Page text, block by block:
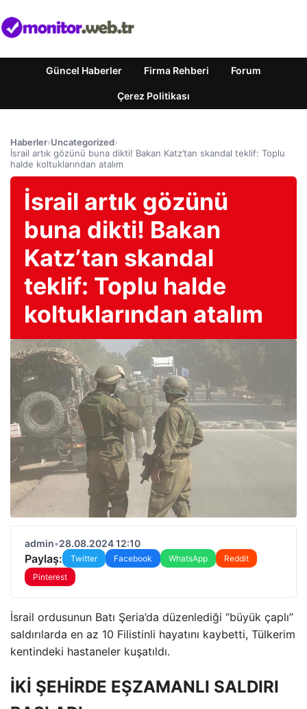
Güncel Haberler Firma Rehberi Forum
Çerez Politikası
Haberler›Uncategorized›
İsrail artık gözünü buna dikti! Bakan Katz’tan skandal teklif: Toplu
halde koltuklarından atalım
İsrail artık gözünü
buna dikti! Bakan
Katz’tan skandal
teklif: Toplu halde
koltuklarından atalım
admin•28.08.2024 12:10
Paylaş: Twitter Facebook WhatsApp
Reddit
Pinterest
İsrail ordusunun Batı Şeria’da düzenlediği “büyük çaplı”
saldırılarda en az 10 Filistinli hayatını kaybetti, Tülkerim
kentindeki hastaneler kuşatıldı.
İKİ ŞEHİRDE EŞZAMANLI SALDIRI